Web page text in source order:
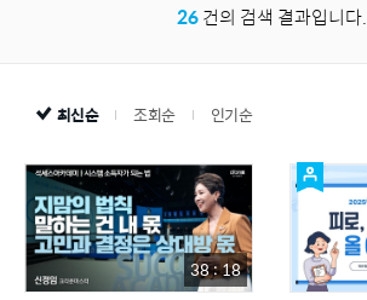
26건의 검색 결과입니다.
최신순 조회순 인기순
38 : 18